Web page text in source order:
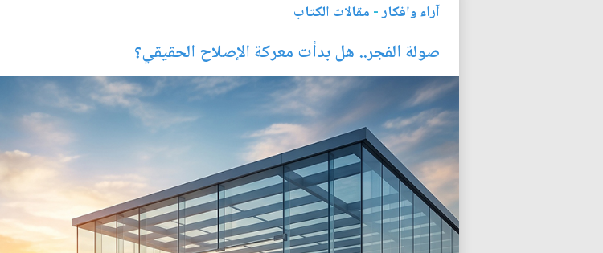
آراء وافكار- مقالات الكتاب
صولة الفجر.. هل بدأت معركة الإصلاح الحقيقي؟